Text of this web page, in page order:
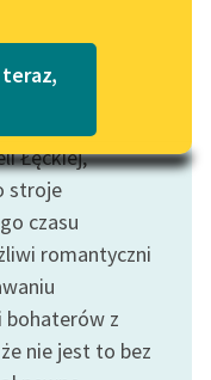
w formacie PDF
Łęckiej,
stroje
czasu
romantyczni
bohaterów z
nie jest to bez